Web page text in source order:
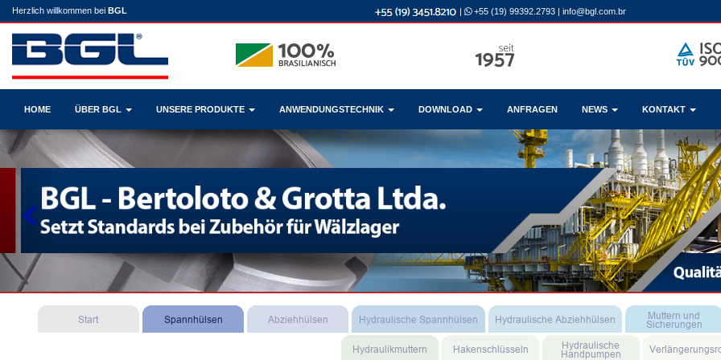
Herzlich willkommen bei BGL | +55 (19) 99392.2793 | info@bgl.com.br
HOME ÜBER BGL UNSERE PRODUKTE ANWENDUNGSTECHNIK DOWNLOAD ANFRAGEN NEWS KONTAKT
Previous